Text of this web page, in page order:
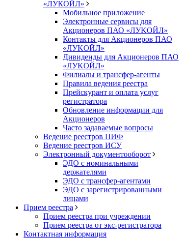
«ЛУКОЙЛ»
Мобильное приложение
Электронные сервисы для
Акционеров ПАО «ЛУKOЙЛ»
Контакты для Акционеров ПАО
«ЛУKOЙЛ»
Дивиденды для Акционеров ПАО
«ЛУKOЙЛ»
Филиалы и трансфер-агенты
Правила ведения реестра
Прейскурант и оплата услуг
регистратора
Обновление информации для
Акционеров
Часто задаваемые вопросы
Ведение реестров ПИФ
Ведение реестров ИСУ
Электронный документооборот
ЭДО с номинальными
держателями
ЭДО с трансфер-агентами
ЭДО с зарегистрированными
лицами
Прием реестра
Прием реестра при учреждении
Прием реестра от экс-регистратора
Контактная информация